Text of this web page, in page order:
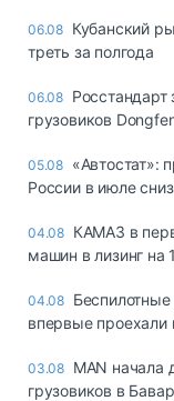
06.08 Кубанский
треть за полгода
06.08 Росстандарт
грузовиков
05.08 «Автостат»:
России в июле
04.08 КАМАЗ в
машин в лизинг на
04.08
впервые
03.08 MAN
грузовиков в